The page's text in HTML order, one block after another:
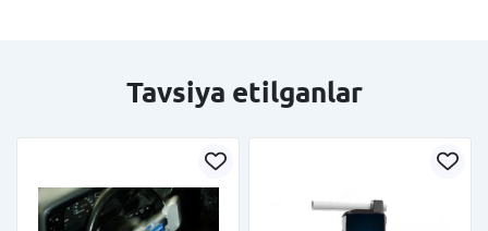
Tavsiya etilganlar